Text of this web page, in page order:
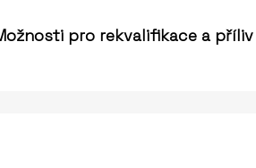
pro rekvalifikace a